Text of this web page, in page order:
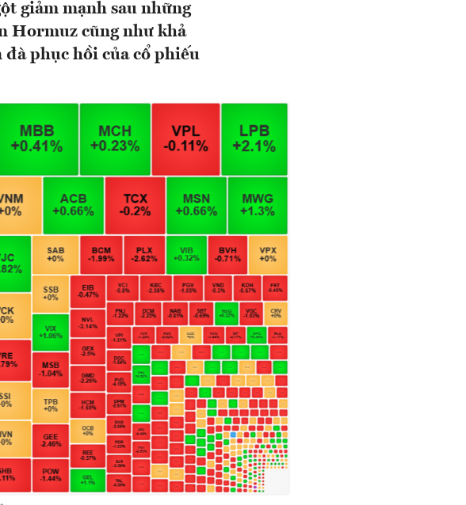
giảm mạnh sau những
Hormuz cũng như khả
phục hồi của cổ phiếu